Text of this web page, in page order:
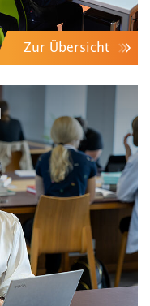
Zur Übersicht